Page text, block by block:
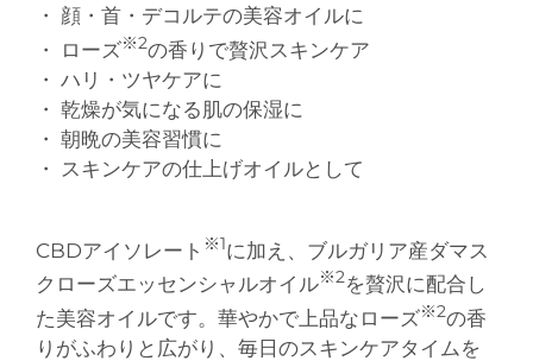
・ 顔・首・デコルテの美容オイルに
・ ローズ※2の香りで贅沢スキンケア
・ ハリ・ツヤケアに
・ 乾燥が気になる肌の保湿に
・ 朝晩の美容習慣に
・ スキンケアの仕上げオイルとして
CBDアイソレート ※1に加え、ブルガリア産ダマス
クローズエッセンシャルオイル※2を贅沢に配合し
た美容オイルです。華やかで上品なローズ※2の香
りがふわりと広がり、毎日のスキンケアタイムを